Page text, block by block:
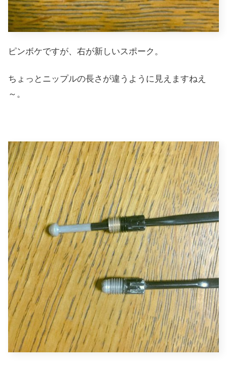
ピンボケですが、右が新しいスポーク。
ちょっとニップルの長さが違うように見えますねえ
～。